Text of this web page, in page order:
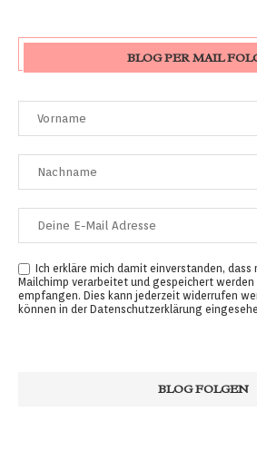
BLOG PER MAIL
Ich erkläre mich damit einverstanden, dass
Mailchimp verarbeitet und gespeichert
empfangen. Dies kann jederzeit widerrufen
können in der Datenschutzerklärung